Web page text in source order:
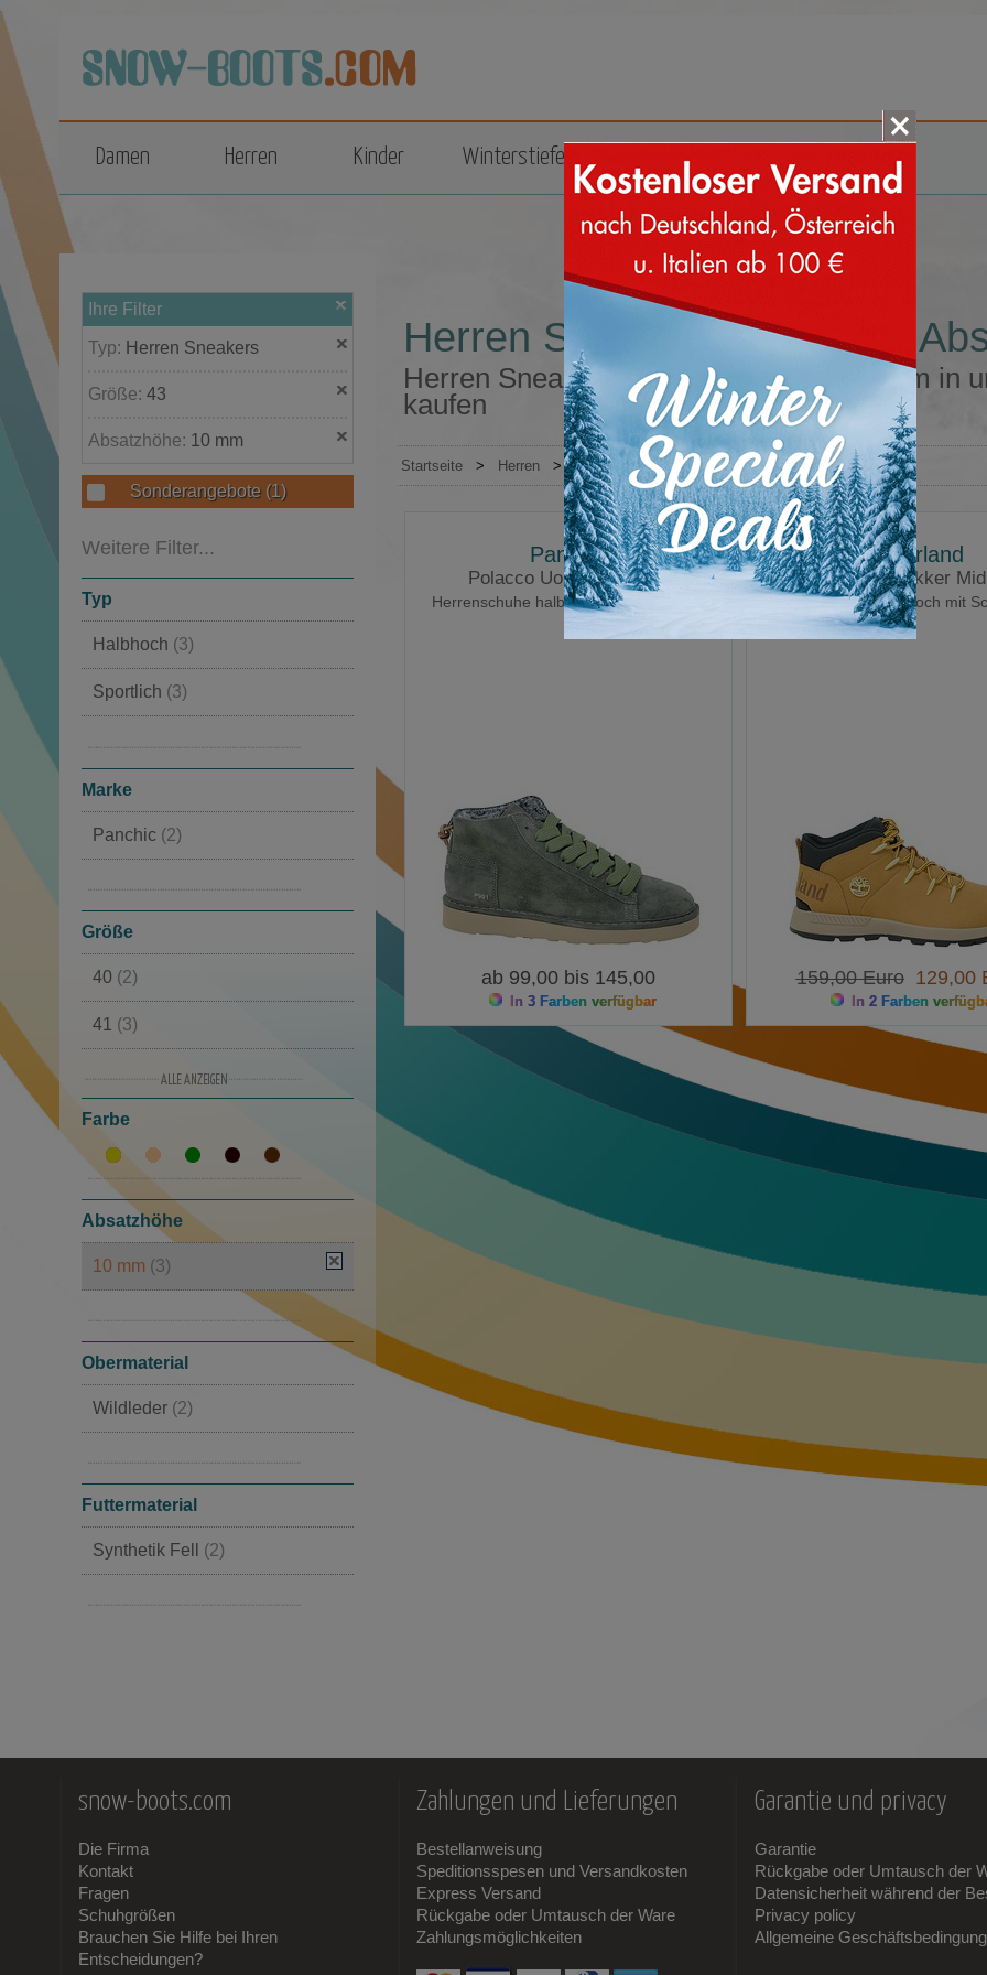
top
Damen Herren Kinder Winterstiefel Zubehör
Ihre Filter
Typ: Herren Sneakers
Größe: 43
Absatzhöhe: 10 mm
Sonderangebote (1)
Weitere Filter...
Typ
Halbhoch (3)
Sportlich (3)
Hohe
Marke
Panchic (2)
Größe
40 (2)
41 (3)
43(3)
44(5)
45(2)
46 (3)
Farbe
Absatzhöhe
10 mm (3)
Obermaterial
Wildleder (2)
Futtermaterial
Synthetik Fell (2)
Herren Sneakers Größe 43
Herren Sneakers Größe 43 Absatz 10 mm in
kaufen
Startseite > Herren > Sneakers
Panchic
Polacco Uomo P01 Pelo
Herrenschuhe halbhoch mit Schnürung
ab 99,00 bis 145,00
In 3 Farben verfügbar
Timberland
Sprint Trekker Mid
Herrenschuhe halbhoch mit
159,00 Euro129,00
In 2 Farben
snow-boots.com
Die Firma
Kontakt
Fragen
Schuhgrößen
Brauchen Sie Hilfe bei Ihren
Entscheidungen?
Zahlungen und Lieferungen
Bestellanweisung
Speditionsspesen und Versandkosten
Express Versand
Rückgabe oder Umtausch der Ware
Zahlungsmöglichkeiten
Garantie und privacy
Garantie
Rückgabe oder Umtausch der
Datensicherheit während der
Privacy policy
Allgemeine